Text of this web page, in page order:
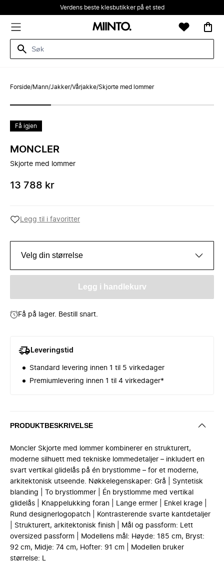
Verdens beste klesbutikker på et sted
Forside/Mann/Jakker/Vårjakke/Skjorte med lommer
Få igjen
MONCLER
Skjorte med lommer
13 788 kr
Legg til i favoritter
Velg din størrelse
Legg i handlekurv
Få på lager. Bestill snart.
Leveringstid
Standard levering innen 1 til 5 virkedager
Premiumlevering innen 1 til 4 virkedager*
PRODUKTBESKRIVELSE
Moncler Skjorte med lommer kombinerer en strukturert,
moderne silhuett med tekniske lommedetaljer – inkludert en
svart vertikal glidelås på én brystlomme – for et moderne,
arkitektonisk utseende. Nøkkelegenskaper: Grå | Syntetisk
blanding | To brystlommer | Én brystlomme med vertikal
glidelås | Knappelukking foran | Lange ermer | Enkel krage |
Rund designerlogopatch | Kontrasterende svarte kantdetaljer
| Strukturert, arkitektonisk finish | Mål og passform: Lett
oversized passform | Modellens mål: Høyde: 185 cm, Bryst:
92 cm, Midje: 74 cm, Hofter: 91 cm | Modellen bruker
størrelse: L